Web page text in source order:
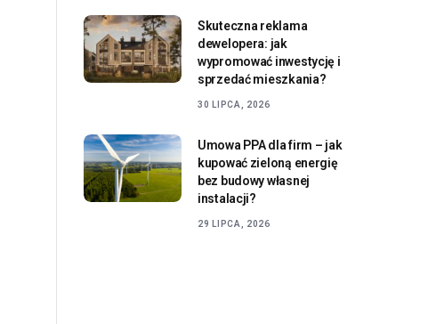
Skuteczna reklama
dewelopera: jak
wypromować inwestycję i
sprzedać mieszkania?
30 LIPCA, 2026
Umowa PPA dla firm – jak
kupować zieloną energię
bez budowy własnej
instalacji?
29 LIPCA, 2026